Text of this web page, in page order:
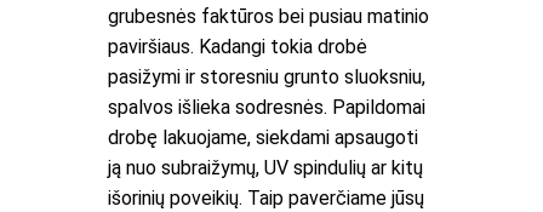
grubesnės faktūros bei pusiau matinio
paviršiaus. Kadangi tokia drobė
pasižymi ir storesniu grunto sluoksniu,
spalvos išlieka sodresnės. Papildomai
drobę lakuojame, siekdami apsaugoti
ją nuo subraižymų, UV spindulių ar kitų
išorinių poveikių. Taip paverčiame jūsų